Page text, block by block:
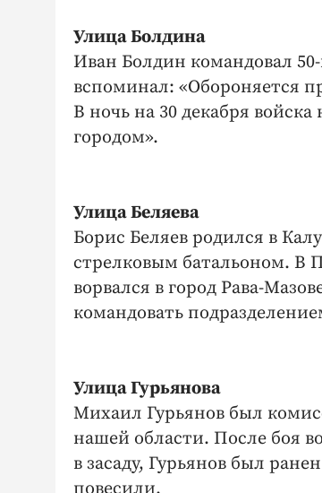
Улица Болдина
Иван Болдин командовал
вспоминал: «Обороняется
В ночь на 30 декабря
городом».
Улица Беляева
Борис Беляев родился в
стрелковым батальоном. В
ворвался в город Рава-
командовать
Улица Гурьянова
Михаил Гурьянов был
нашей области. После боя
в засаду, Гурьянов был